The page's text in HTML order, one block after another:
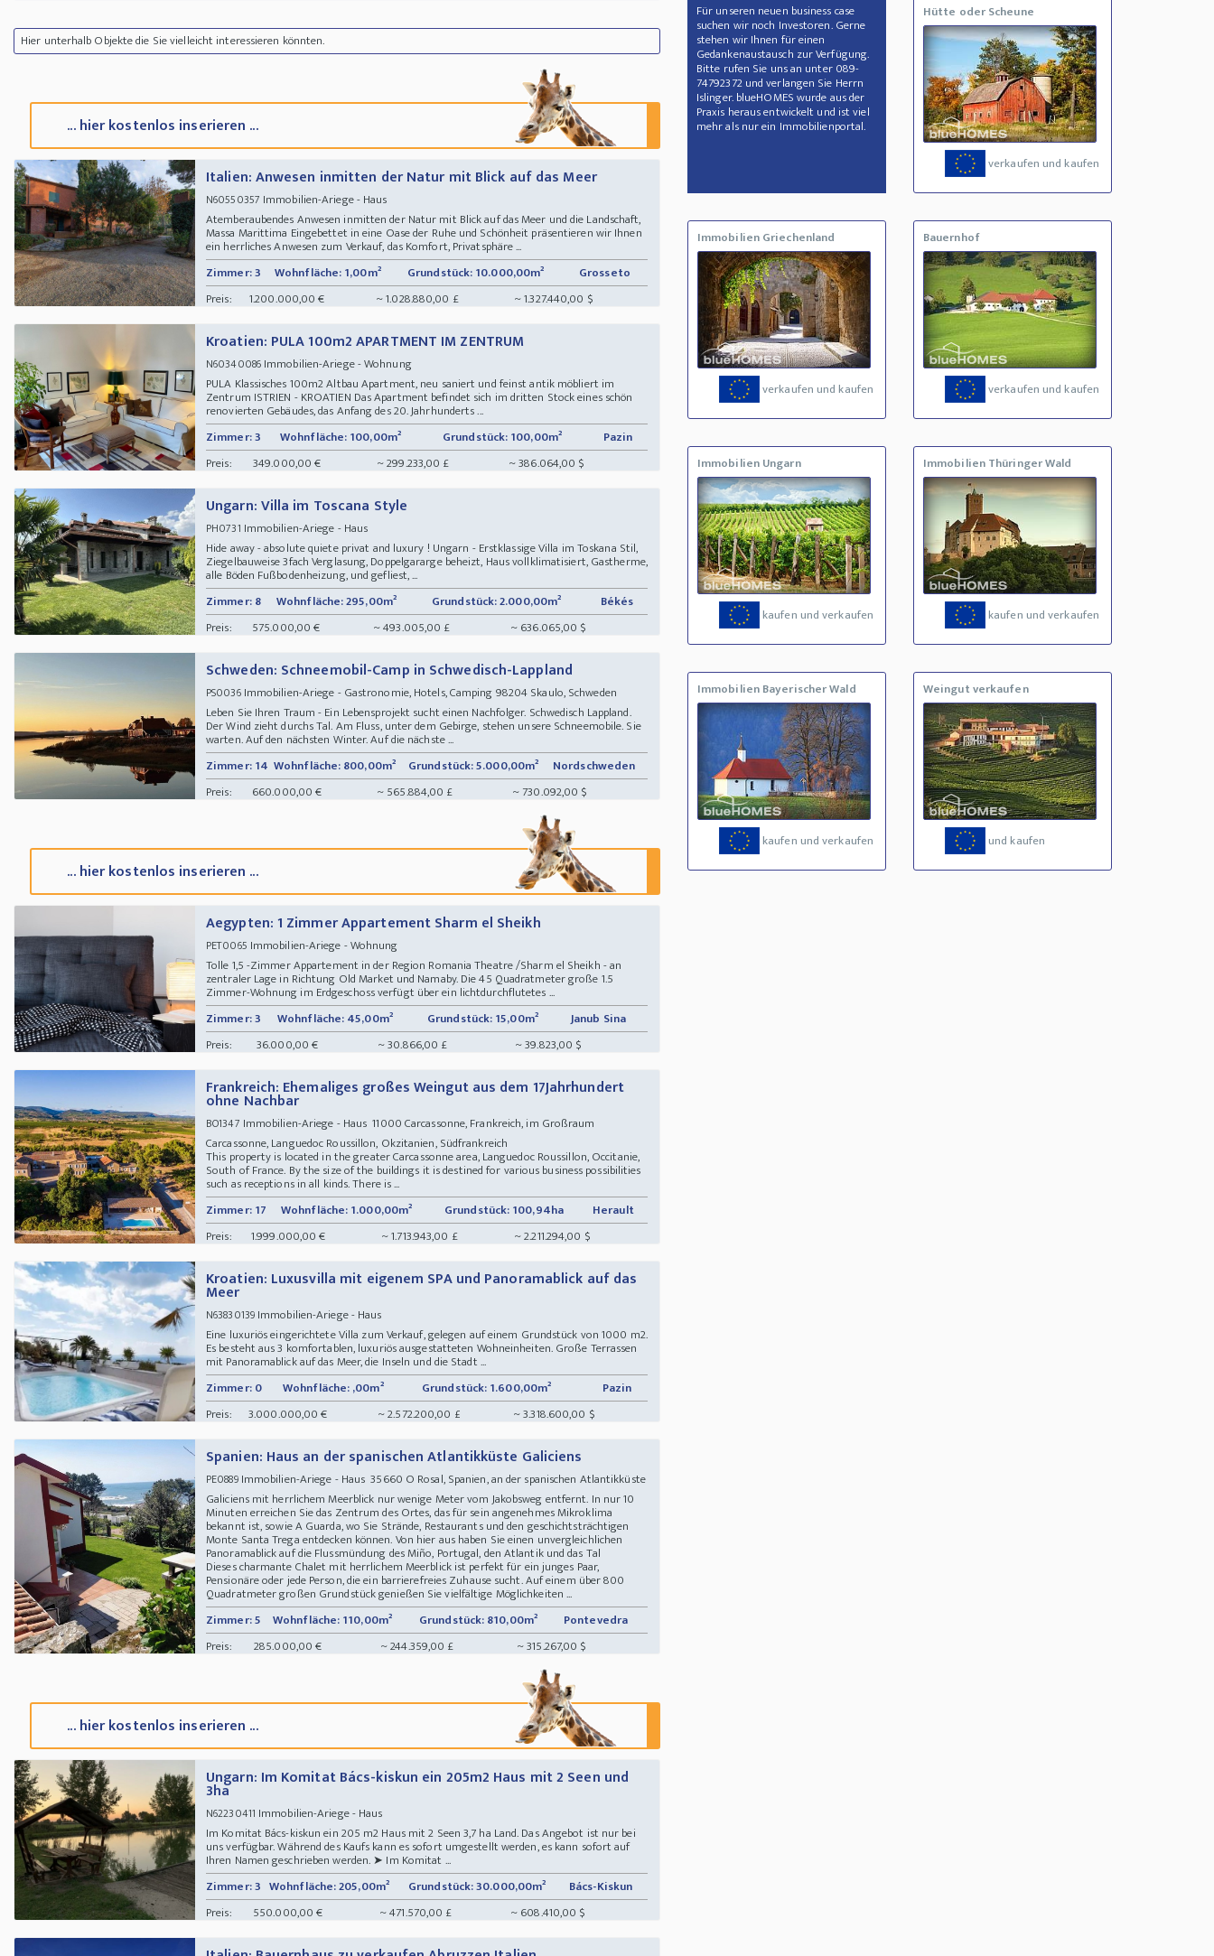
Hier unterhalb Objekte die Sie vielleicht interessieren könnten.
... hier kostenlos inserieren ...
Italien: Anwesen inmitten der Natur mit Blick auf das Meer
N60550357 Immobilien-Ariege - Haus
Atemberaubendes Anwesen inmitten der Natur mit Blick auf das Meer und die Landschaft,
Massa Marittima Eingebettet in eine Oase der Ruhe und Schönheit präsentieren wir Ihnen
ein herrliches Anwesen zum Verkauf, das Komfort, Privatsphäre ...
Zimmer: 3
Wohnfläche: 1,00m² Grundstück: 10.000,00m²
Grosseto
Preis:
1.200.000,00 € ~ 1.028.880,00 £ ~ 1.327.440,00 $
Kroatien: PULA 100m2 APARTMENT IM ZENTRUM
N60340086Immobilien-Ariege - Wohnung
PULA Klassisches 100m2 Altbau Apartment, neu saniert und feinst antik möbliert im
Zentrum ISTRIEN - KROATIEN Das Apartment befindet sich im dritten Stock eines schön
renovierten Gebäudes, das Anfang des 20. Jahrhunderts ...
Zimmer: 3
Wohnfläche: 100,00m² Grundstück: 100,00m²
Pazin
Preis:
349.000,00 € ~ 299.233,00 £ ~ 386.064,00 $
Ungarn: Villa im Toscana Style
PH0731 Immobilien-Ariege - Haus
Hide away - absolute quiete privat and luxury ! Ungarn - Erstklassige Villa im Toskana Stil,
Ziegelbauweise 3fach Verglasung, Doppelgararge beheizt, Haus vollklimatisiert, Gastherme,
alle Böden Fußbodenheizung, und gefliest, ...
Zimmer: 8
Wohnfläche: 295,00m² Grundstück: 2.000,00m²
Békés
Preis:
575.000,00 € ~ 493.005,00 £ ~ 636.065,00 $
Schweden: Schneemobil-Camp in Schwedisch-Lappland
PS0036Immobilien-Ariege - Gastronomie, Hotels, Camping 98204 Skaulo, Schweden
Leben Sie Ihren Traum - Ein Lebensprojekt sucht einen Nachfolger. Schwedisch Lappland.
Der Wind zieht durchs Tal. Am Fluss, unter dem Gebirge, stehen unsere Schneemobile. Sie
warten. Auf den nächsten Winter. Auf die nächste ...
Zimmer: 14 Wohnfläche: 800,00m² Grundstück: 5.000,00m²
Nordschweden
Preis:
660.000,00 € ~ 565.884,00 £ ~ 730.092,00 $
... hier kostenlos inserieren ...
Aegypten: 1 Zimmer Appartement Sharm el Sheikh
PET0065 Immobilien-Ariege - Wohnung
Tolle 1,5 -Zimmer Appartement in der Region Romania Theatre /Sharm el Sheikh - an
zentraler Lage in Richtung Old Market und Namaby. Die 45 Quadratmeter große 1.5
Zimmer-Wohnung im Erdgeschoss verfügt über ein lichtdurchflutetes ...
Zimmer: 3
Wohnfläche: 45,00m² Grundstück: 15,00m²
Janub Sina
Preis:
36.000,00 € ~ 30.866,00 £ ~ 39.823,00 $
Frankreich: Ehemaliges großes Weingut aus dem 17Jahrhundert
ohne Nachbar
BO1347 Immobilien-Ariege - Haus 11000 Carcassonne, Frankreich, im Großraum
Carcassonne, Languedoc Roussillon, Okzitanien, Südfrankreich
This property is located in the greater Carcassonne area, Languedoc Roussillon, Occitanie,
South of France. By the size of the buildings it is destined for various business possibilities
such as receptions in all kinds. There is ...
Zimmer: 17
Wohnfläche: 1.000,00m² Grundstück: 100,94ha
Herault
Preis:
1.999.000,00 € ~ 1.713.943,00 £ ~ 2.211.294,00 $
Kroatien: Luxusvilla mit eigenem SPA und Panoramablick auf das
Meer
N63830139Immobilien-Ariege - Haus
Eine luxuriös eingerichtete Villa zum Verkauf, gelegen auf einem Grundstück von 1000 m2.
Es besteht aus 3 komfortablen, luxuriös ausgestatteten Wohneinheiten. Große Terrassen
mit Panoramablick auf das Meer, die Inseln und die Stadt ...
Zimmer: 0
Wohnfläche: ,00m² Grundstück: 1.600,00m²
Pazin
Preis:
3.000.000,00 € ~ 2.572.200,00 £ ~ 3.318.600,00 $
Spanien: Haus an der spanischen Atlantikküste Galiciens
PE0889Immobilien-Ariege - Haus 35660 O Rosal, Spanien, an der spanischen Atlantikküste
Galiciens mit herrlichem Meerblick nur wenige Meter vom Jakobsweg entfernt. In nur 10
Minuten erreichen Sie das Zentrum des Ortes, das für sein angenehmes Mikroklima
bekannt ist, sowie A Guarda, wo Sie Strände, Restaurants und den geschichtsträchtigen
Monte Santa Trega entdecken können. Von hier aus haben Sie einen unvergleichlichen
Panoramablick auf die Flussmündung des Miño, Portugal, den Atlantik und das Tal
Dieses charmante Chalet mit herrlichem Meerblick ist perfekt für ein junges Paar,
Pensionäre oder jede Person, die ein barrierefreies Zuhause sucht. Auf einem über 800
Quadratmeter großen Grundstück genießen Sie vielfältige Möglichkeiten ...
Zimmer: 5
Wohnfläche: 110,00m² Grundstück: 810,00m²
Pontevedra
Preis:
285.000,00 € ~ 244.359,00 £ ~ 315.267,00 $
... hier kostenlos inserieren ...
Ungarn: Im Komitat Bács-kiskun ein 205m2 Haus mit 2 Seen und
3ha
N62230411 Immobilien-Ariege - Haus
Im Komitat Bács-kiskun ein 205 m2 Haus mit 2 Seen 3,7 ha Land. Das Angebot ist nur bei
uns verfügbar. Während des Kaufs kann es sofort umgestellt werden, es kann sofort auf
Ihren Namen geschrieben werden. ➤ Im Komitat ...
Zimmer: 3 Wohnfläche: 205,00m² Grundstück: 30.000,00m²
Bács-Kiskun
Preis:
550.000,00 € ~ 471.570,00 £ ~ 608.410,00 $
Für unseren neuen business case
suchen wir noch Investoren. Gerne
stehen wir Ihnen für einen
Gedankenaustausch zur Verfügung.
Bitte rufen Sie uns an unter 089-
74792372 und verlangen Sie Herrn
Islinger. blueHOMES wurde aus der
Praxis heraus entwickelt und ist viel
mehr als nur ein Immobilienportal.
Hütte oder Scheune
verkaufen und kaufen
Immobilien Griechenland
verkaufen und kaufen
Bauernhof
verkaufen und kaufen
Immobilien Ungarn
kaufen und verkaufen
Immobilien Thüringer Wald
kaufen und verkaufen
Immobilien Bayerischer Wald
kaufen und verkaufen
Weingut verkaufen
und kaufen